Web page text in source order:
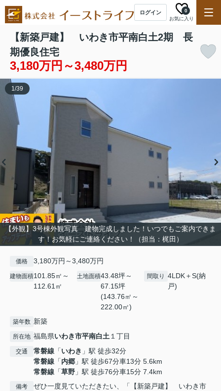
ログイン
お気に入り
0
【新築戸建】 いわき市平南白土2期 長
期優良住宅
3,180万円～3,480万円
【外観】3号棟外観写真 建物完成しました！いつでもご案内できま
す！お気軽にご連絡ください！（担当：梶田）
1/39
価格 3,180万円～3,480万円
建物面積101.85㎡～
112.61㎡
土地面積43.48坪～
67.15坪
(143.76㎡～
222.00㎡)
間取り
4LDK＋S(納
戸)
築年数 新築
所在地 福島県いわき市平南白土１丁目
交通 常磐線 「いわき 」駅 徒歩32分
常磐線 「内郷 」駅 徒歩67分車13分 5.6km
常磐線 「草野 」駅 徒歩76分車15分 7.4km
備考
ぜひ一度見ていただきたい、「【新築戸建】 いわき市